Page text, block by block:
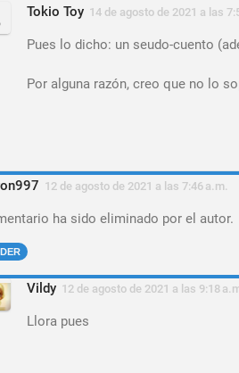
Tokio Toy 14 de agosto de 2021 a las
Pues lo dicho: un seudo-cuento
Por alguna razón, creo que no lo
12 de agosto de 2021 a las 7:46 a.m.
ha sido eliminado por el autor.
Vildy 12 de agosto de 2021 a las 9:18
Llora pues